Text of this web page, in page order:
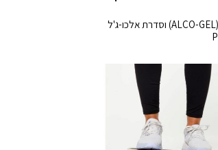
סדרת אלכו-ג'ל (ALCO-GEL) וסדרת אלכו-ג'ל